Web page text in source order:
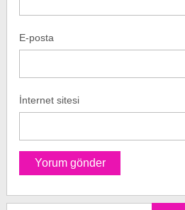
E-posta
İnternet sitesi